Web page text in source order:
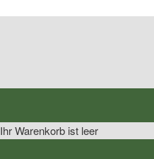
Ihr Warenkorb ist leer